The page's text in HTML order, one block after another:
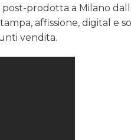
post-prodotta a Milano
affissione, digital e
vendita.